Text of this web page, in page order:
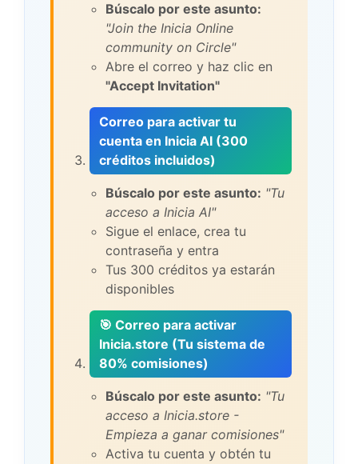
Búscalo por este asunto:
"Join the Inicia Online
community on Circle"
Abre el correo y haz clic en
"Accept Invitation"
Correo para activar tu
cuenta en Inicia AI (300
créditos incluidos)
Búscalo por este asunto: "Tu
acceso a Inicia AI"
Sigue el enlace, crea tu
contraseña y entra
Tus 300 créditos ya estarán
disponibles
🎯 Correo para activar
Inicia.store (Tu sistema de
80% comisiones)
Búscalo por este asunto: "Tu
acceso a Inicia.store -
Empieza a ganar comisiones"
Activa tu cuenta y obtén tu